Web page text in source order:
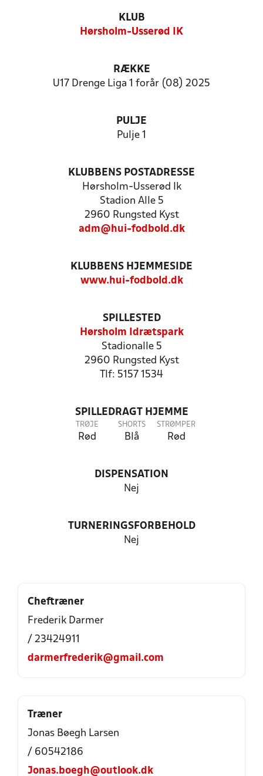
KLUB
Hørsholm-Usserød IK
RÆKKE
U17 Drenge Liga 1 forår (08) 2025
PULJE
Pulje 1
KLUBBENS POSTADRESSE
Hørsholm-Usserød Ik
Stadion Alle 5
2960 Rungsted Kyst
adm@hui-fodbold.dk
KLUBBENS HJEMMESIDE
www.hui-fodbold.dk
SPILLESTED
Hørsholm Idrætspark
Stadionalle 5
2960 Rungsted Kyst
Tlf: 5157 1534
SPILLEDRAGT HJEMME
TRØJE
Rød
SHORTS
Blå
STRØMPER
Rød
DISPENSATION
Nej
TURNERINGSFORBEHOLD
Nej
Cheftræner
Frederik Darmer
/ 23424911
darmerfrederik@gmail.com
Træner
Jonas Bøegh Larsen
/ 60542186
Jonas.boegh@outlook.dk